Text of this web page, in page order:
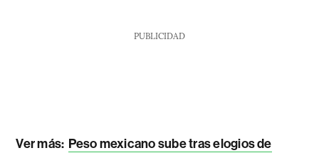
PUBLICIDAD
Ver más: Peso mexicano sube tras elogios de